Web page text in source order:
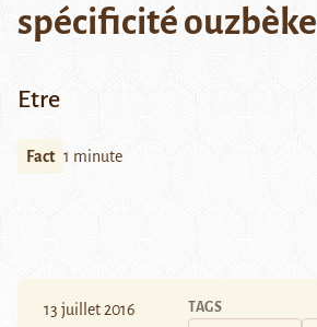
spécificité ouzbèke
Etre
Fact 1 minute
13 juillet 2016 TAGS